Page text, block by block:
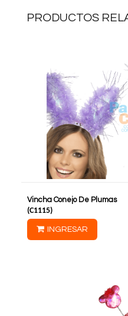
PRODUCTOS
Vincha Conejo De Plumas
(C1115)
INGRESAR